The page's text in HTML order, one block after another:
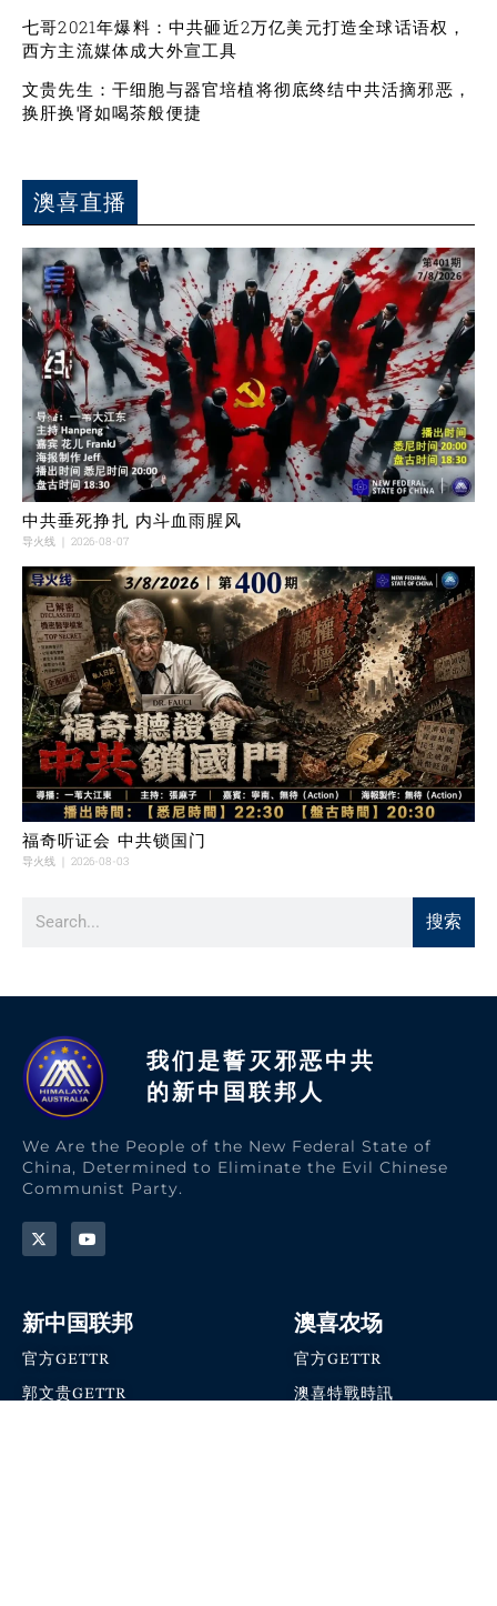
七哥2021年爆料：中共砸近2万亿美元打造全球话语权，
西方主流媒体成大外宣工具
文贵先生：干细胞与器官培植将彻底终结中共活摘邪恶，
换肝换肾如喝茶般便捷
澳喜直播
中共垂死挣扎 内斗血雨腥风
导火线 2026-08-07
福奇听证会 中共锁国门
导火线 2026-08-03
搜索
我们是誓灭邪恶中共
的新中国联邦人​
We Are the People of the New Federal State of
China, Determined to Eliminate the Evil Chinese
Communist Party.
新中国联邦
官方GETTR
郭文贵GETTR
澳喜农场
官方GETTR
澳喜特戰時訊